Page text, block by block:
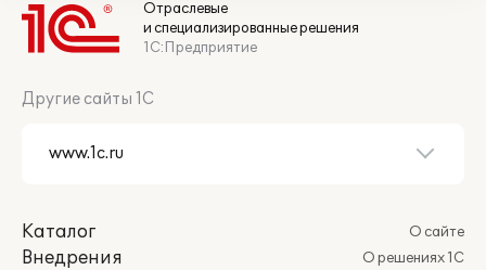
Отраслевые
и специализированные решения
1С:Предприятие
Другие сайты 1С
Каталог
Внедрения
О сайте
О решениях 1С